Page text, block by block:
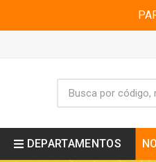
DEPARTAMENTOS